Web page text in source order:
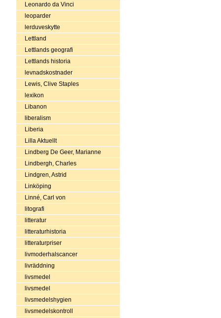
Leonardo da Vinci
leoparder
lerduveskytte
Lettland
Lettlands geografi
Lettlands historia
levnadskostnader
Lewis, Clive Staples
lexikon
Libanon
liberalism
Liberia
Lilla Aktuellt
Lindberg De Geer, Marianne
Lindbergh, Charles
Lindgren, Astrid
Linköping
Linné, Carl von
litografi
litteratur
litteraturhistoria
litteraturpriser
livmoderhalscancer
livräddning
livsmedel
livsmedel
livsmedelshygien
livsmedelskontroll